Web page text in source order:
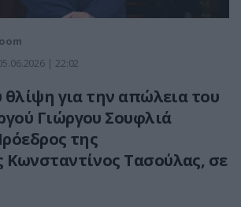
| 22:02
θλίψη για την απώλεια του
Γιώργου Σουφλιά
της
Κωνσταντίνος Τασούλας, σε